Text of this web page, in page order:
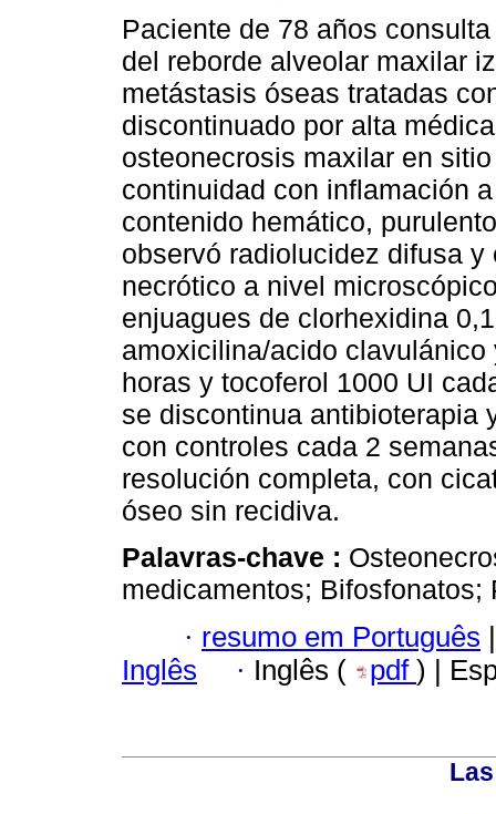
Paciente de 78 años
del reborde alveolar maxilar
metástasis óseas tratadas
discontinuado por alta
osteonecrosis maxilar en
continuidad con inflamación
contenido hemático,
observó radiolucidez difusa
necrótico a nivel
enjuagues de clorhexidina
amoxicilina/acido
horas y tocoferol 1000 UI
se discontinua antibioterapia
con controles cada 2
resolución completa, con
óseo sin recidiva.
Palavras-chave :
medicamentos; Bifosfonatos;
· resumo em Português |
Inglês
· Inglês ( pdf ) |